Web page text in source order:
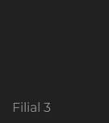
Filial 3